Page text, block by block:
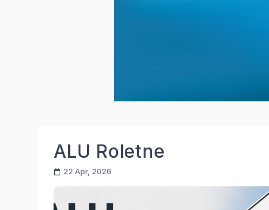
ALU Roletne
22 Apr, 2026